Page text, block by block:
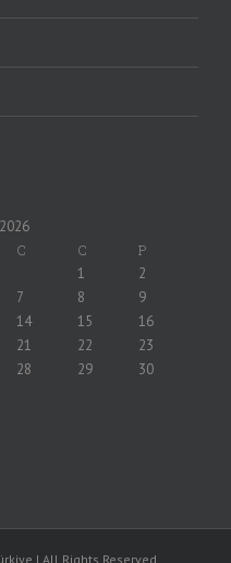
C C P
1
2
7 8
9
14 15
16
21 22
23
28 29
30
| All Rights Reserved